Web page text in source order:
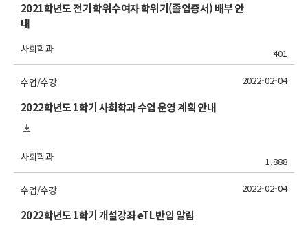
2021학년도 전기 학위수여자 학위기(졸업증서) 배부 안
내
사회학과 401
수업/수강
2022학년도 1학기 사회학과 수업 운영 계획 안내
사회학과 1,888
2022-02-04
수업/수강
2022학년도 1학기 개설강좌 eTL 반입 알림
2022-02-04